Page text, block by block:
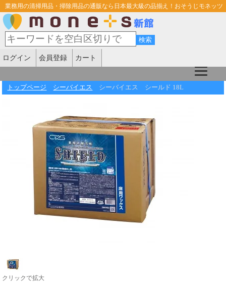
業務用の清掃用品・掃除用品の通販なら日本最大級の品揃え！おそうじモネッツ
ログイン 会員登録 カート
トップページ シーバイエス シーバイエス シールド 18L
クリックで拡大